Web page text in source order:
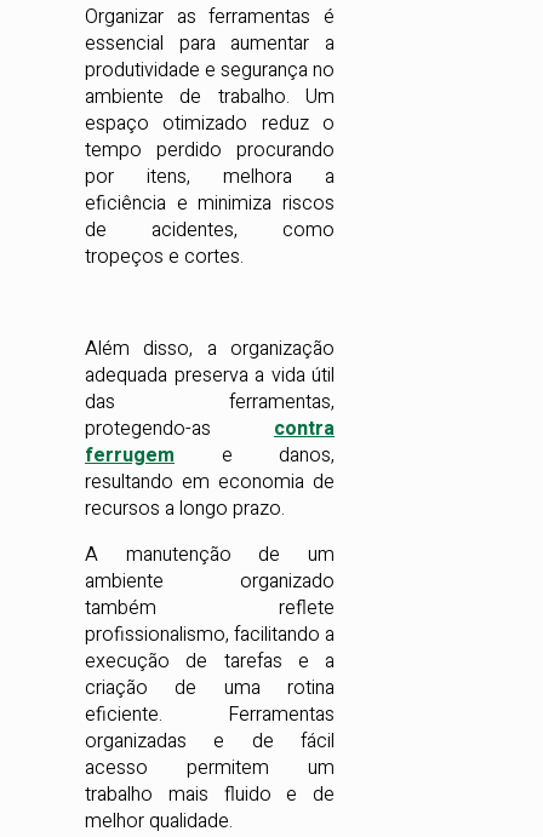
Organizar as ferramentas é
essencial para aumentar a
produtividade e segurança no
ambiente de trabalho. Um
espaço otimizado reduz o
tempo perdido procurando
por itens, melhora a
eficiência e minimiza riscos
de acidentes, como
tropeços e cortes.
Além disso, a organização
adequada preserva a vida útil
das ferramentas,
protegendo-as contra
ferrugem e danos,
resultando em economia de
recursos a longo prazo.
A manutenção de um
ambiente organizado
também reflete
profissionalismo, facilitando a
execução de tarefas e a
criação de uma rotina
eficiente. Ferramentas
organizadas e de fácil
acesso permitem um
trabalho mais fluido e de
melhor qualidade.